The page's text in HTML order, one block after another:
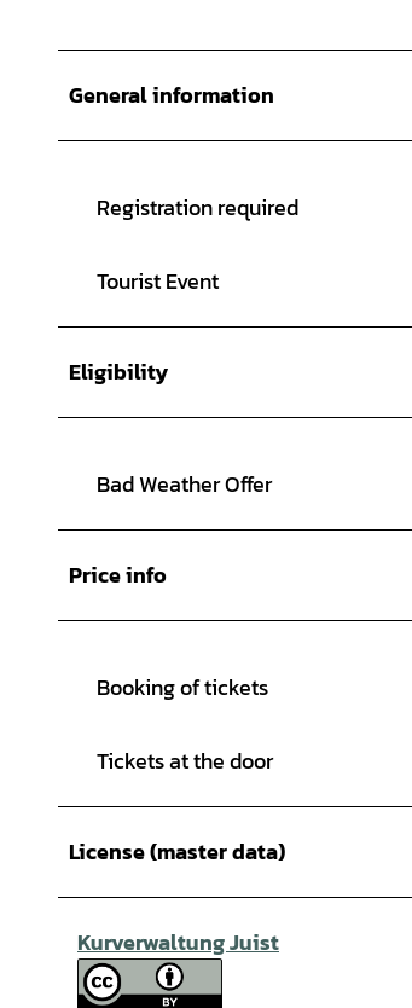
General information
Registration required
Tourist Event
Eligibility
Bad Weather Offer
Price info
Booking of tickets
Tickets at the door
License (master data)
Kurverwaltung Juist